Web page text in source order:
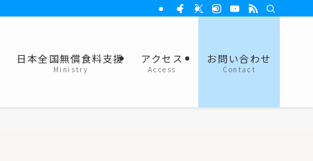
日本全国無償食料支援
Ministry
アクセス
Access
お問い合わせ
Contact